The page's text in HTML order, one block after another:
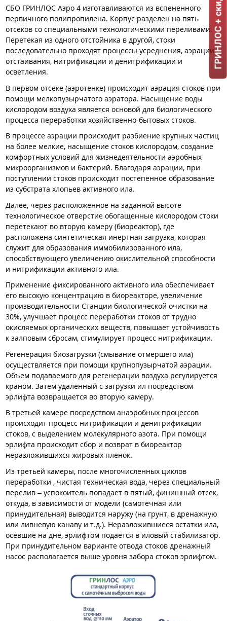
СБО ГРИНЛОС Аэро 4 изготавливаются из вспененного
первичного полипропилена. Корпус разделен на пять
отсеков со специальными технологическими переливами.
Перетекая из одного отстойника в другой, стоки
последовательно проходят процессы усреднения, аэрации,
отстаивания, нитрификации и денитрификации и
осветления.
В первом отсеке (аэротенке) происходит аэрация стоков при
помощи мелкопузырчатого аэратора. Насыщение воды
кислородом воздуха является основой для биологического
процесса переработки хозяйственно-бытовых стоков.
В процессе аэрации происходит разбиение крупных частиц
на более мелкие, насыщение стоков кислородом, создание
комфортных условий для жизнедеятельности аэробных
микроорганизмов и бактерий. Благодаря аэрации, при
поступлении стоков происходит постепенное образование
из субстрата хлопьев активного ила.
Далее, через расположенное на заданной высоте
технологическое отверстие обогащенные кислородом стоки
перетекают во вторую камеру (биореактор), где
расположена синтетическая инертная загрузка, которая
служит для образования иммобилизованного ила,
способствующего увеличению окислительной способности
и нитрификации активного ила.
Применение фиксированного активного ила обеспечивает
его высокую концентрацию в биореакторе, увеличение
производительности Станции биологической очистки на
30%, улучшает процесс переработки стоков от трудно
окисляемых органических веществ, повышает устойчивость
к залповым сбросам, стимулирует процесс нитрификации.
Регенерация биозагрузки (смывание отмершего ила)
осуществляется при помощи крупнопузырчатой аэрации.
Объем подаваемого для регенерации воздуха регулируется
краном. Затем удаленный с загрузки ил посредством
эрлифта возвращается во вторую камеру.
В третьей камере посредством анаэробных процессов
происходит процесс нитрификации и денитрификации
стоков, с выделением молекулярного азота. При помощи
эрлифта происходит сбор и возврат в биореактор
неразложившихся жировых пленок.
Из третьей камеры, после многочисленных циклов
переработки , чистая техническая вода, через специальный
перелив – успокоитель попадает в пятый, финишный отсек,
откуда, в зависимости от модели (самотечная или
принудительная) выводится наружу (на грунт, в дренажную
или ливневую канаву и т.д.). Неразложившиеся остатки ила,
осевшие на дне, эрлифтом подается в иловый стабилизатор.
При принудительном варианте отвода стоков дренажный
насос располагается выше уровня забора стоков эрлифтом.